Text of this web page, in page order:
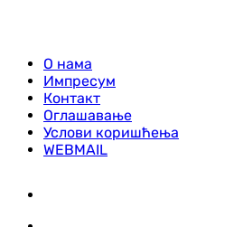
О нама
Импресум
Контакт
Оглашавање
Услови коришћења
WEBMAIL